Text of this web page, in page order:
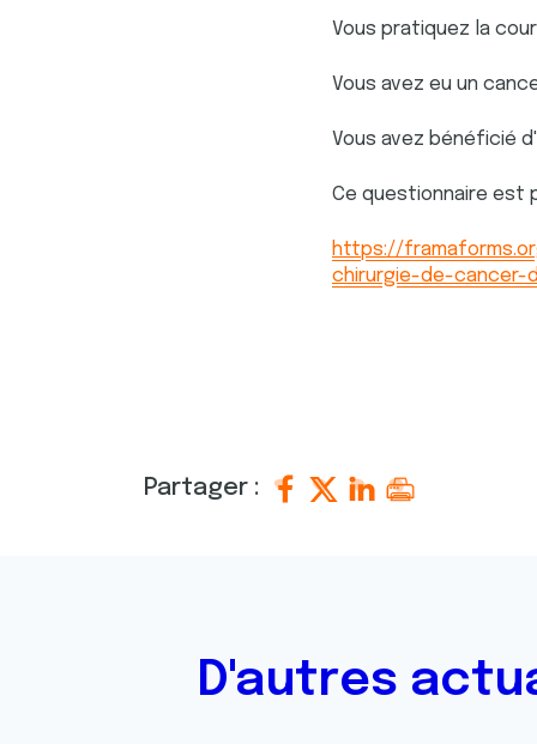
Vous pratiquez la
Vous avez eu un
Vous avez bénéficié
Ce questionnaire est
https://
chirurgie-de-cancer-
Partager :
D'autres